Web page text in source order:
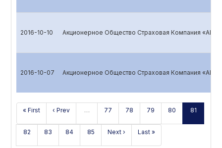
2016-10-10 Акционерное Общество Страховая Компания
2016-10-07 Акционерное Общество Страховая Компания
« First ‹ Prev … 77 78 79 80 81
82 83 84 85 Next › Last »